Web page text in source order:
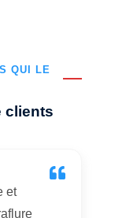
QUI LE
clients
et